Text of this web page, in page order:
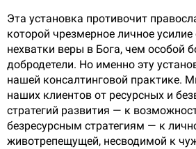
Эта установка противочит
которой чрезмерное личное усилие
нехватки веры в Бога, чем особой
добродетели. Но именно эту
нашей консалтинговой практике.
наших клиентов от ресурсных и
стратегий развития — к
безресурсным стратегиям — к
животрепещущей, несводимой к